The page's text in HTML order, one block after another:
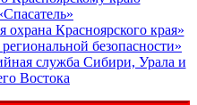
Красноярского края»
безопасности»
служба Сибири, Урала и
Востока